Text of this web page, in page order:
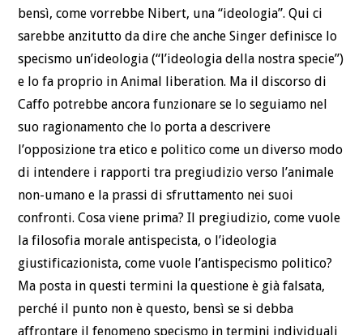
bensì, come vorrebbe Nibert, una “ideologia”. Qui ci
sarebbe anzitutto da dire che anche Singer definisce lo
specismo un’ideologia (“l’ideologia della nostra specie”)
e lo fa proprio in Animal liberation. Ma il discorso di
Caffo potrebbe ancora funzionare se lo seguiamo nel
suo ragionamento che lo porta a descrivere
l’opposizione tra etico e politico come un diverso modo
di intendere i rapporti tra pregiudizio verso l’animale
non-umano e la prassi di sfruttamento nei suoi
confronti. Cosa viene prima? Il pregiudizio, come vuole
la filosofia morale antispecista, o l’ideologia
giustificazionista, come vuole l’antispecismo politico?
Ma posta in questi termini la questione è già falsata,
perché il punto non è questo, bensì se si debba
affrontare il fenomeno specismo in termini individuali